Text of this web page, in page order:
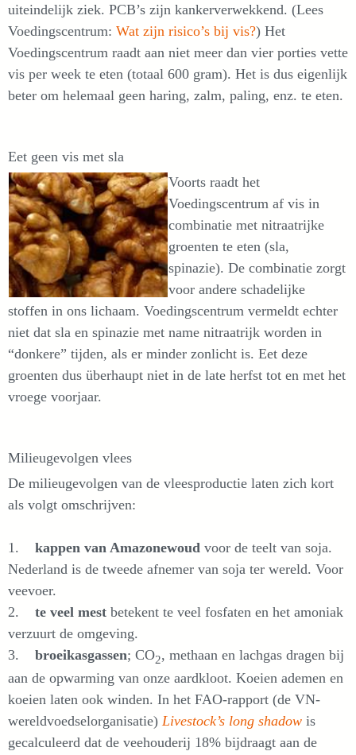
uiteindelijk ziek. PCB’s zijn kankerverwekkend. (Lees
Voedingscentrum: Wat zijn risico’s bij vis?) Het
Voedingscentrum raadt aan niet meer dan vier porties vette
vis per week te eten (totaal 600 gram). Het is dus eigenlijk
beter om helemaal geen haring, zalm, paling, enz. te eten.
Eet geen vis met sla
Voorts raadt het
Voedingscentrum af vis in
combinatie met nitraatrijke
groenten te eten (sla,
spinazie). De combinatie zorgt
voor andere schadelijke
stoffen in ons lichaam. Voedingscentrum vermeldt echter
niet dat sla en spinazie met name nitraatrijk worden in
“donkere” tijden, als er minder zonlicht is. Eet deze
groenten dus überhaupt niet in de late herfst tot en met het
vroege voorjaar.
Milieugevolgen vlees
De milieugevolgen van de vleesproductie laten zich kort
als volgt omschrijven:
1. kappen van Amazonewoud voor de teelt van soja.
Nederland is de tweede afnemer van soja ter wereld. Voor
veevoer.
2. te veel mest betekent te veel fosfaten en het amoniak
verzuurt de omgeving.
3. broeikasgassen; CO2, methaan en lachgas dragen bij
aan de opwarming van onze aardkloot. Koeien ademen en
koeien laten ook winden. In het FAO-rapport (de VN-
wereldvoedselorganisatie) Livestock’s long shadow is
gecalculeerd dat de veehouderij 18% bijdraagt aan de